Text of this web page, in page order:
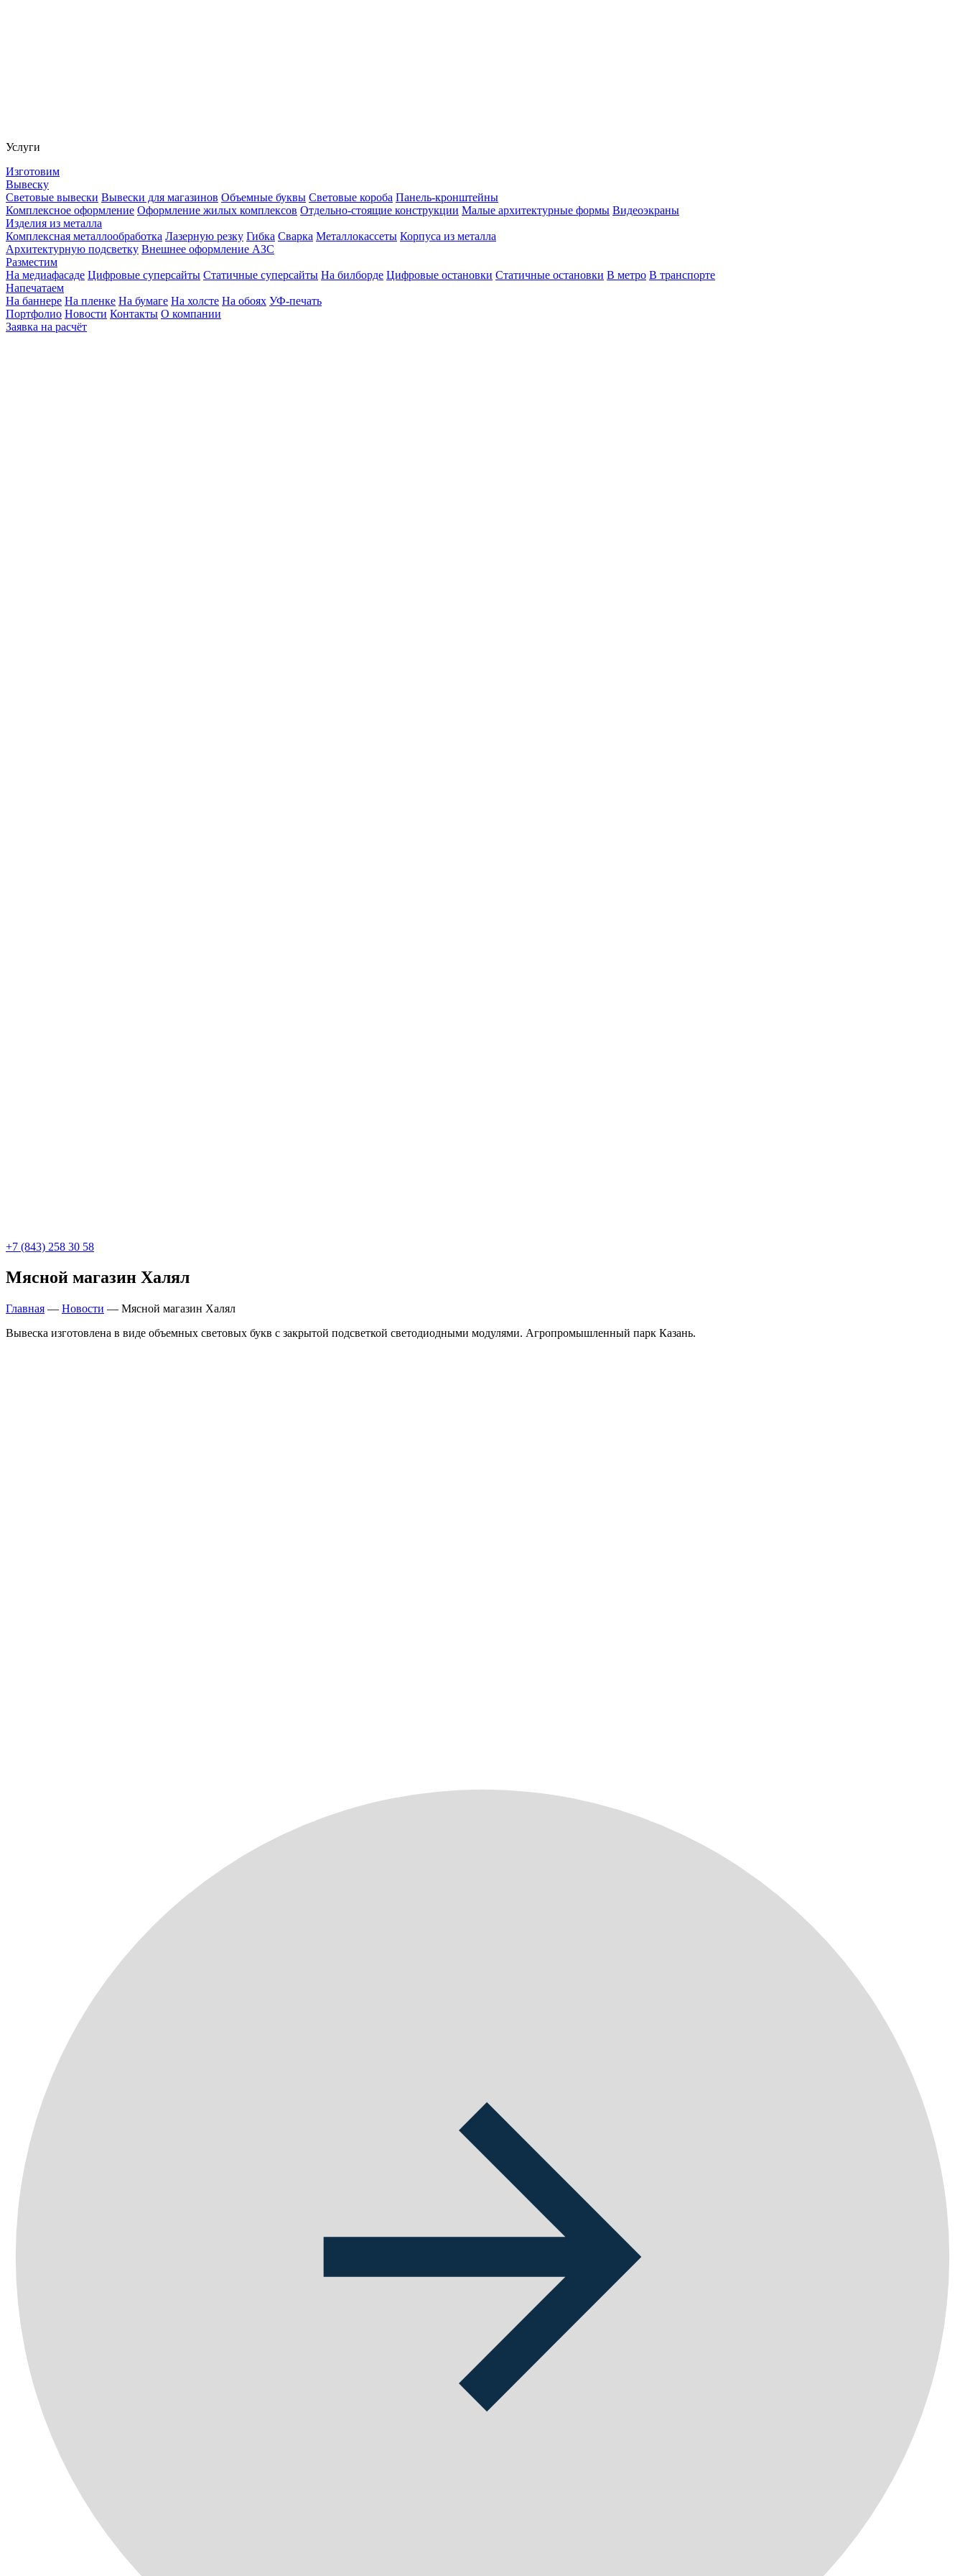
Услуги
Изготовим
Вывеску
Световые вывески Вывески для магазинов Объемные буквы Световые короба Панель-кронштейны
Комплексное оформление Оформление жилых комплексов Отдельно-стоящие конструкции Малые архитектурные формы Видеоэкраны
Изделия из металла
Комплексная металлообработка Лазерную резку Гибка Сварка Металлокассеты Корпуса из металла
Архитектурную подсветку Внешнее оформление АЗС
Разместим
На медиафасаде Цифровые суперсайты Статичные суперсайты На билборде Цифровые остановки Статичные остановки В метро В транспорте
Напечатаем
На баннере На пленке На бумаге На холсте На обоях УФ-печать
Портфолио Новости Контакты О компании
Заявка на расчёт
+7 (843) 258 30 58
Мясной магазин Халял
Главная — Новости — Мясной магазин Халял
Вывеска изготовлена в виде объемных световых букв с закрытой подсветкой светодиодными модулями. Агропромышленный парк Казань.